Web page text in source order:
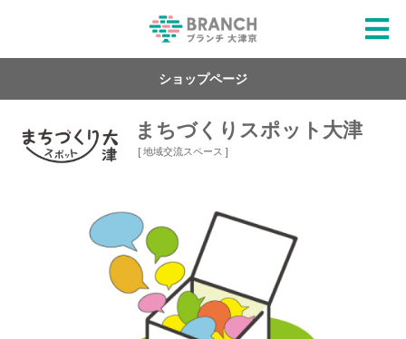
ショップページ
まちづくりスポット大津
[ 地域交流スペース ]